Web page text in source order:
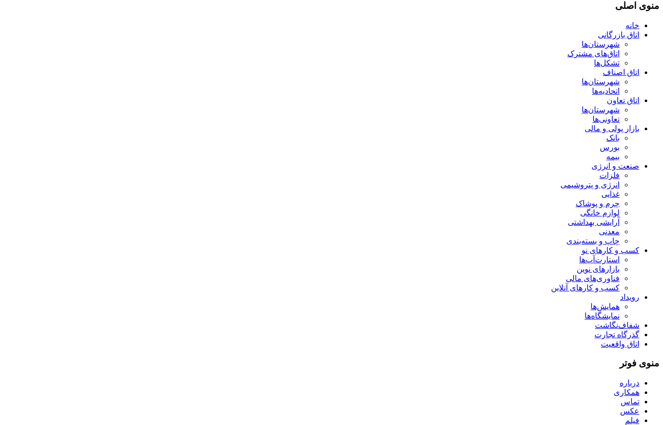
منوی اصلی
خانه
اتاق بازرگانی
شهرستان‌ها
اتاق‌های مشترک
تشکل‌ها
اتاق اصناف
شهرستان‌ها
اتحادیه‌ها
اتاق تعاون
شهرستان‌ها
تعاونی‌ها
بازار پولی و مالی
بانک
بورس
بیمه
صنعت و انرژی
فلزات
انرژی و پتروشیمی
غذایی
چرم و پوشاک
لوازم خانگی
آرایشی بهداشتی
معدنی
چاپ و بسته‌بندی
کسب و کارهای نو
استارت‌آپ‌ها
بازارهای نوین
فناوری‌های مالی
کسب و کارهای آنلاین
رویداد
همایش‌ها
نمایشگاه‌ها
شفاف‌نگاشت
گذرگاه تجارت
اتاق واقعیت
منوی فوتر
درباره
همکاری
تماس
عکس
فیلم